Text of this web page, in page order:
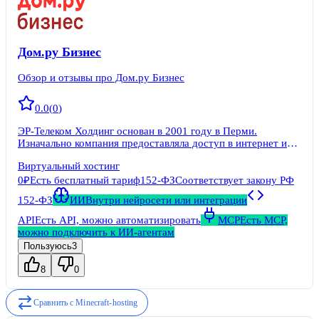
Дом.ру Бизнес
Обзор и отзывы про Дом.ру Бизнес
0.0(0)
ЭР-Телеком Холдинг основан в 2001 году в Перми.
Изначально компания предоставляла доступ в интернет и
охватывает более 500 городов, частная абонентская база
превышает 14 млн домохозяйств. Бренд Дом.
Виртуальный хостинг
0₽Есть бесплатный тариф152-ФЗСоответствует закону РФ
152-ФЗ
ИИВнутри нейросети или интеграции
APIЕсть API, можно автоматизировать MCPЕсть MCP,
можно подключить к ИИ-агентам
Пользуюсь3
8 0
Сравнить сMinecraft-hosting